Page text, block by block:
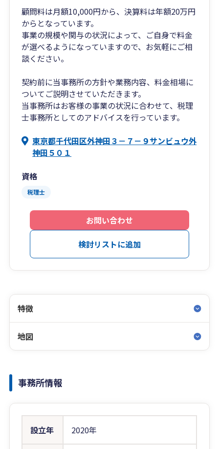
顧問料は月額10,000円から、決算料は年額20万円
からとなっています。
事業の規模や関与の状況によって、ご自身で料金
が選べるようになっていますので、お気軽にご相
談ください。
契約前に当事務所の方針や業務内容、料金相場に
ついてご説明させていただきます。
当事務所はお客様の事業の状況に合わせて、税理
士事務所としてのアドバイスを行っています。
東京都千代田区外神田３－７－９サンビュウ外
神田５０１
資格
税理士
お問い合わせ
検討リストに追加
特徴
地図
事務所情報
設立年 2020年